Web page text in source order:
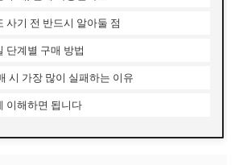
사기 전 반드시 알아둘 점
단계별 구매 방법
시 가장 많이 실패하는 이유
이해하면 됩니다